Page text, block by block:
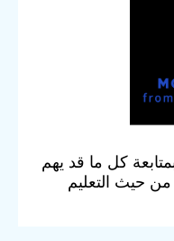
كل ما قد يهم
من حيث التعليم